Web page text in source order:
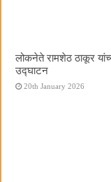
लोकनेते रामशेठ ठाकूर
उद्घाटन
20th January 2026